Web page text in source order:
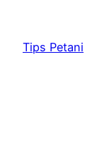
konten
Tips Petani